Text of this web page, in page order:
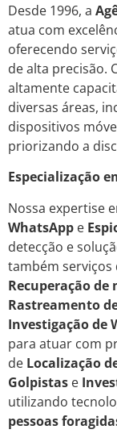
Desde 1996, a
atua com
oferecendo
de alta precisão.
altamente
diversas áreas,
dispositivos
priorizando a
Especialização
Nossa expertise
WhatsApp e
detecção e
também serviços
Recuperação de
Rastreamento
Investigação de
para atuar com
de Localização
Golpistas e
utilizando
pessoas